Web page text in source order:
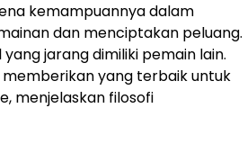
kemampuannya dalam
dan menciptakan peluang.
yang jarang dimiliki pemain lain.
memberikan yang terbaik untuk
menjelaskan filosofi